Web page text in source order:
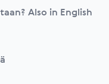
Also in English